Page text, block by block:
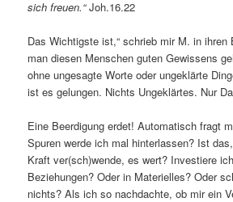
sich freuen.“Joh.16.22
Das Wichtigste ist,“ schrieb mir M. in ihren
man diesen Menschen guten Gewissens
ohne ungesagte Worte oder ungeklärte
ist es gelungen. Nichts Ungeklärtes. Nur
Eine Beerdigung erdet! Automatisch fragt
Spuren werde ich mal hinterlassen? Ist
Kraft ver(sch)wende, es wert? Investiere
Beziehungen? Oder in Materielles? Oder
nichts? Als ich so nachdachte, ob mir ein